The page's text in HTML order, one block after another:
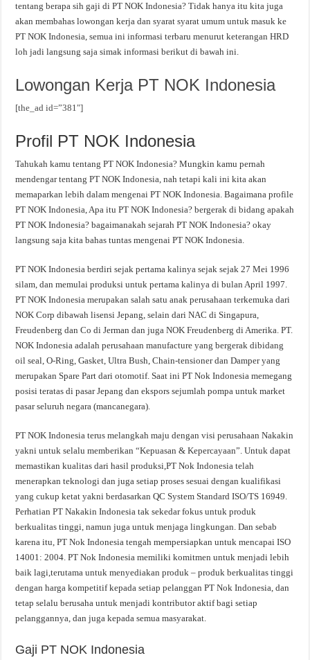
tentang berapa sih gaji di PT NOK Indonesia? Tidak hanya itu kita juga
akan membahas lowongan kerja dan syarat syarat umum untuk masuk ke
PT NOK Indonesia, semua ini informasi terbaru menurut keterangan HRD
loh jadi langsung saja simak informasi berikut di bawah ini.
Lowongan Kerja PT NOK Indonesia
[the_ad id=”381″]
Profil PT NOK Indonesia
Tahukah kamu tentang PT NOK Indonesia? Mungkin kamu pernah
mendengar tentang PT NOK Indonesia, nah tetapi kali ini kita akan
memaparkan lebih dalam mengenai PT NOK Indonesia. Bagaimana profile
PT NOK Indonesia, Apa itu PT NOK Indonesia? bergerak di bidang apakah
PT NOK Indonesia? bagaimanakah sejarah PT NOK Indonesia? okay
langsung saja kita bahas tuntas mengenai PT NOK Indonesia.
PT NOK Indonesia berdiri sejak pertama kalinya sejak sejak 27 Mei 1996
silam, dan memulai produksi untuk pertama kalinya di bulan April 1997.
PT NOK Indonesia merupakan salah satu anak perusahaan terkemuka dari
NOK Corp dibawah lisensi Jepang, selain dari NAC di Singapura,
Freudenberg dan Co di Jerman dan juga NOK Freudenberg di Amerika. PT.
NOK Indonesia adalah perusahaan manufacture yang bergerak dibidang
oil seal, O-Ring, Gasket, Ultra Bush, Chain-tensioner dan Damper yang
merupakan Spare Part dari otomotif. Saat ini PT Nok Indonesia memegang
posisi teratas di pasar Jepang dan ekspors sejumlah pompa untuk market
pasar seluruh negara (mancanegara).
PT NOK Indonesia terus melangkah maju dengan visi perusahaan Nakakin
yakni untuk selalu memberikan “Kepuasan & Kepercayaan”. Untuk dapat
memastikan kualitas dari hasil produksi,PT Nok Indonesia telah
menerapkan teknologi dan juga setiap proses sesuai dengan kualifikasi
yang cukup ketat yakni berdasarkan QC System Standard ISO/TS 16949.
Perhatian PT Nakakin Indonesia tak sekedar fokus untuk produk
berkualitas tinggi, namun juga untuk menjaga lingkungan. Dan sebab
karena itu, PT Nok Indonesia tengah mempersiapkan untuk mencapai ISO
14001: 2004. PT Nok Indonesia memiliki komitmen untuk menjadi lebih
baik lagi,terutama untuk menyediakan produk – produk berkualitas tinggi
dengan harga kompetitif kepada setiap pelanggan PT Nok Indonesia, dan
tetap selalu berusaha untuk menjadi kontributor aktif bagi setiap
pelanggannya, dan juga kepada semua masyarakat.
Gaji PT NOK Indonesia